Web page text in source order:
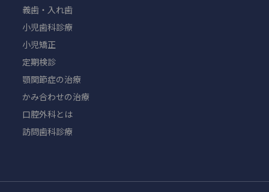
義歯・入れ歯
小児歯科診療
小児矯正
定期検診
顎関節症の治療
かみ合わせの治療
口腔外科とは
訪問歯科診療